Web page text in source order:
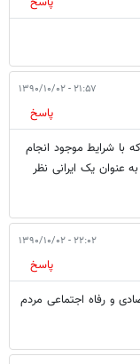
۲۱:۵۷ - ۱۳۹۰/۱۰/۰۲
پاسخ
با شرایط موجود انجام
یک ایرانی نظر
۲۲:۰۲ - ۱۳۹۰/۱۰/۰۲
پاسخ
8 سال ثبات اقتصادی و رفاه اجتماعی مردم